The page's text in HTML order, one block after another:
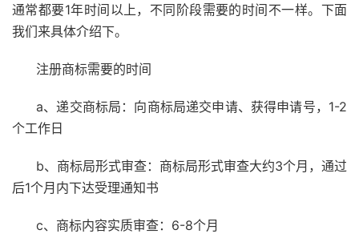
通常都要1年时间以上，不同阶段需要的时间不一样。下面
我们来具体介绍下。
注册商标需要的时间
a、递交商标局：向商标局递交申请、获得申请号，1-2
个工作日
b、商标局形式审查：商标局形式审查大约3个月，通过
后1个月内下达受理通知书
c、商标内容实质审查：6-8个月